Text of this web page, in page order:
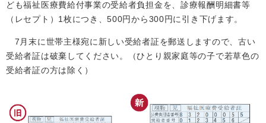
ども福祉医療費給付事業の受給者負担金を、診療報酬明細書等
（レセプト）1枚につき、500円から300円に引き下げます。
7月末に世帯主様宛に新しい受給者証を郵送しますので、古い
受給者証は破棄してください。（ひとり親家庭等の子で若草色の
受給者証の方は除く）